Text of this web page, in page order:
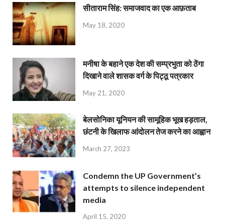
सीताराम सिंह: समाजवाद का एक आफ़ताब
May 18, 2020
मनीषा के बहाने एक देश की सम्प्रभुता को ठेंगा
दिखाने वाले शासक वर्ग के पिट्ठू पत्रकार
May 21, 2020
बेलसोनिका यूनियन की सामूहिक भूख हड़ताल,
छंटनी के खिलाफ आंदोलन तेज करने का आह्वान
March 27, 2023
Condemn the UP Government’s
attempts to silence independent
media
April 15, 2020